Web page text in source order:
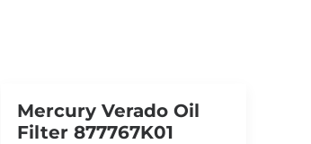
Mercury Verado Oil
Filter 877767K01